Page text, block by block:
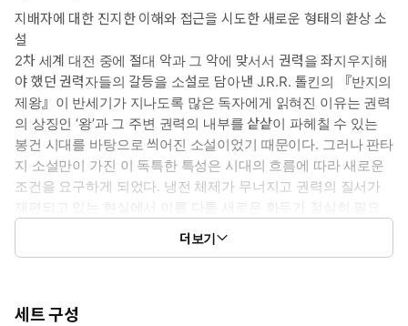
지배자에 대한 진지한 이해와 접근을 시도한 새로운 형태의 환상 소
설
2차 세계 대전 중에 절대 악과 그 악에 맞서서 권력을 좌지우지해
야 했던 권력자들의 갈등을 소설로 담아낸 J.R.R. 톨킨의 『반지의
제왕』이 반세기가 지나도록 많은 독자에게 읽혀진 이유는 권력
의 상징인 ‘왕’과 그 주변 권력의 내부를 샅샅이 파헤칠 수 있는
봉건 시대를 바탕으로 씌어진 소설이었기 때문이다. 그러나 판타
지 소설만이 가진 이 독특한 특성은 시대의 흐름에 따라 새로운
조건을 요구하게 되었다. 냉전 체제가 무너지고 권력의 질서가
재편되고 있는 현실에서 이를 다룰 새로운 화두가 절실히 필요
했던 것이다. 『눈물을 마시는 새』는 그러한 화두에 대한 도전
작이라고 볼 수 있다. 작품 전체를 아우르는 단어인 ‘왕’이라는 단
되고자 하는 욕망)을 가진 등장인물들이 등장하여 사건을 전혀
더보기
세트 구성